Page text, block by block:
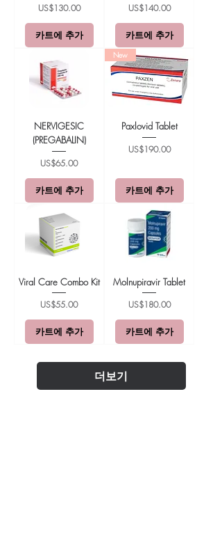
가격
US$130.00
카트에 추가
가격
US$140.00
카트에 추가
NERVIGESIC
(PREGABALIN)
가격
US$65.00
카트에 추가
New
Paxlovid Tablet
가격
US$190.00
카트에 추가
Viral Care Combo Kit
가격
US$55.00
카트에 추가
Molnupiravir Tablet
가격
US$180.00
카트에 추가
더보기